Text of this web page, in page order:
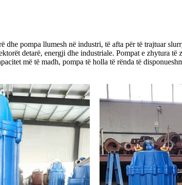
dhe pompa llumesh në industri, të afta për të trajtuar
detarë, energji dhe industriale. Pompat e zhytura
më të madh, pompa të holla të rënda të